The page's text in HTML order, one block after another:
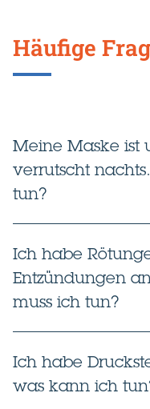
Häufige
Meine Maske
verrutscht
tun?
Ich habe
Entzündungen
muss ich tun?
Ich habe
was kann ich